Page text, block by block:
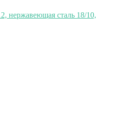
нержавеющая сталь 18/10,